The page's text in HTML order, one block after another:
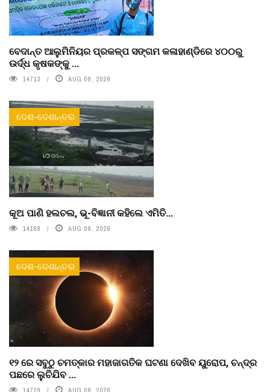
ବେଦାନ୍ତ ଆଲୁମିନିୟର ପ୍ରକଳ୍ପ ସଙ୍ଗମ କଳାହାଣ୍ଡିରେ ୪୦୦ରୁ
ଉର୍ଦ୍ଧ କୃଷକଙ୍କୁ ...
14713 AUG 09, 2026
ଦେଶ-ଦେଶାନ୍ତର
କୂଅ ପାଣି ହଲଚଲ, ଭୂ-ବିଜ୍ଞାନୀ କହିଲେ ଏମିତି...
14168 AUG 09, 2026
ଦେଶ-ଦେଶାନ୍ତର
୧୨ ରେ ସବୁଠୁ ଚମତ୍କାର ମହାଜାଗତିକ ଘଟଣା ଦେଖିବ ୟୁରୋପ, ଚନ୍ଦ୍ର
ପଛରେ ଲୁଚିଯିବ ...
14729 AUG 08, 2026